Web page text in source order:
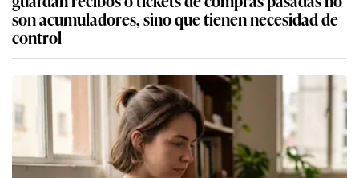
son acumuladores, sino que tienen necesidad de
control